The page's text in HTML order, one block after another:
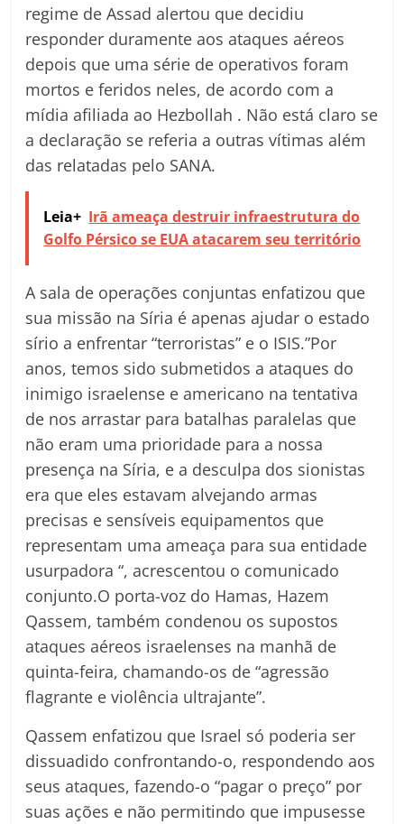
regime de Assad alertou que decidiu
responder duramente aos ataques aéreos
depois que uma série de operativos foram
mortos e feridos neles, de acordo com a
mídia afiliada ao Hezbollah . Não está claro se
a declaração se referia a outras vítimas além
das relatadas pelo SANA.
Leia+ Irã ameaça destruir infraestrutura do
Golfo Pérsico se EUA atacarem seu território
A sala de operações conjuntas enfatizou que
sua missão na Síria é apenas ajudar o estado
sírio a enfrentar “terroristas” e o ISIS.”Por
anos, temos sido submetidos a ataques do
inimigo israelense e americano na tentativa
de nos arrastar para batalhas paralelas que
não eram uma prioridade para a nossa
presença na Síria, e a desculpa dos sionistas
era que eles estavam alvejando armas
precisas e sensíveis equipamentos que
representam uma ameaça para sua entidade
usurpadora “, acrescentou o comunicado
conjunto.O porta-voz do Hamas, Hazem
Qassem, também condenou os supostos
ataques aéreos israelenses na manhã de
quinta-feira, chamando-os de “agressão
flagrante e violência ultrajante”.
Qassem enfatizou que Israel só poderia ser
dissuadido confrontando-o, respondendo aos
seus ataques, fazendo-o “pagar o preço” por
suas ações e não permitindo que impusesse